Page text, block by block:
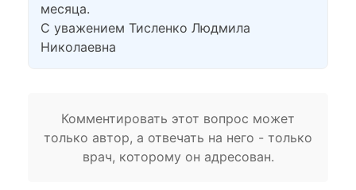
месяца.
С уважением Тисленко Людмила
Николаевна
Комментировать этот вопрос может
только автор, а отвечать на него - только
врач, которому он адресован.